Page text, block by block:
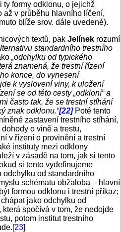
ty formy odklonu, o jejichž
až v průběhu hlavního líčení,
blíže srov. dále uvedené).
textů, pak Jelínek rozumí
standardního trestního
„odchylku od typického
znamená, že trestní řízení
konce, do vynesení
k vyslovení viny, k uložení
se od této cesty „odkloní“ a
často tak, že se trestní stíhání
znak odklonu.“[22]Poté tento
zastavení trestního stíhání,
o vině a trestu,
v řízení o provinění a trestní
instituty mezi odklony
v zásadě na tom, jak si tento
si tento vydefinujeme
odchylku od standardního
schématu obžaloba – hlavní
formou odklonu i trestní příkaz;
jako odchylku od
spočívá v tom, že nedojde
potom institut trestního
[23]